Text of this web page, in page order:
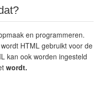
en programmeren.
HTML gebruikt voor de
kan ook worden ingesteld
wordt.